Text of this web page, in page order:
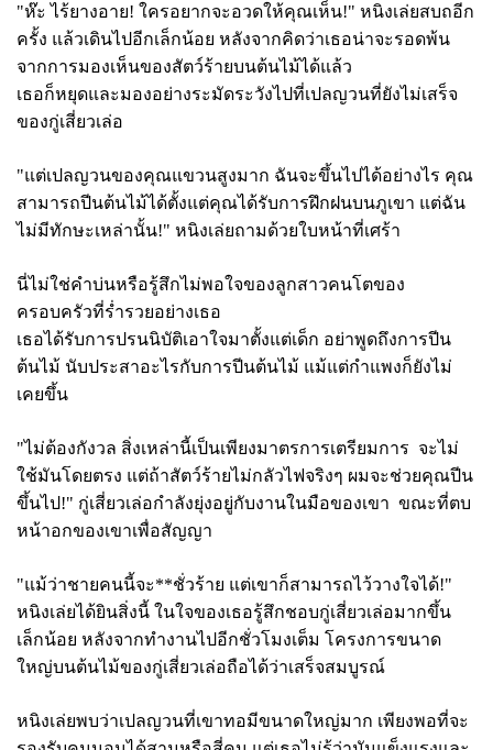
"ห๊ะ ไร้ยางอาย! ใครอยากจะอวดให้คุณเห็น!" หนิงเล่ยสบถอีก
ครั้ง แล้วเดินไปอีกเล็กน้อย หลังจากคิดว่าเธอน่าจะรอดพ้น
จากการมองเห็นของสัตว์ร้ายบนต้นไม้ได้แล้ว
เธอก็หยุดและมองอย่างระมัดระวังไปที่เปลญวนที่ยังไม่เสร็จ
ของกู่เสี่ยวเล่อ
"แต่เปลญวนของคุณแขวนสูงมาก ฉันจะขึ้นไปได้อย่างไร คุณ
สามารถปีนต้นไม้ได้ตั้งแต่คุณได้รับการฝึกฝนบนภูเขา แต่ฉัน
ไม่มีทักษะเหล่านั้น!" หนิงเล่ยถามด้วยใบหน้าที่เศร้า
นี่ไม่ใช่คำบ่นหรือรู้สึกไม่พอใจของลูกสาวคนโตของ
ครอบครัวที่ร่ำรวยอย่างเธอ
เธอได้รับการปรนนิบัติเอาใจมาตั้งแต่เด็ก อย่าพูดถึงการปีน
ต้นไม้ นับประสาอะไรกับการปีนต้นไม้ แม้แต่กำแพงก็ยังไม่
เคยขึ้น
"ไม่ต้องกังวล สิ่งเหล่านี้เป็นเพียงมาตรการเตรียมการ จะไม่
ใช้มันโดยตรง แต่ถ้าสัตว์ร้ายไม่กลัวไฟจริงๆ ผมจะช่วยคุณปีน
ขึ้นไป!" กู่เสี่ยวเล่อกำลังยุ่งอยู่กับงานในมือของเขา ขณะที่ตบ
หน้าอกของเขาเพื่อสัญญา
"แม้ว่าชายคนนี้จะ**ชั่วร้าย แต่เขาก็สามารถไว้วางใจได้!"
หนิงเล่ยได้ยินสิ่งนี้ ในใจของเธอรู้สึกชอบกู่เสี่ยวเล่อมากขึ้น
เล็กน้อย หลังจากทำงานไปอีกชั่วโมงเต็ม โครงการขนาด
ใหญ่บนต้นไม้ของกู่เสี่ยวเล่อถือได้ว่าเสร็จสมบูรณ์
หนิงเล่ยพบว่าเปลญวนที่เขาทอมีขนาดใหญ่มาก เพียงพอที่จะ